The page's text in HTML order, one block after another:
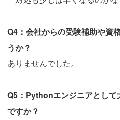
Q4：会社からの受験補助や資
うか？
ありませんでした。
Q5：Pythonエンジニアとして
ですか？